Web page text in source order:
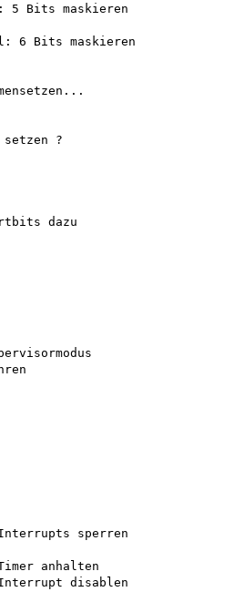
5 Bits maskieren
6 Bits maskieren
setzen ?
dazu
sperren
anhalten
disablen